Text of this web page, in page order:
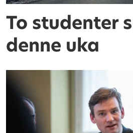
To studenter
denne uka